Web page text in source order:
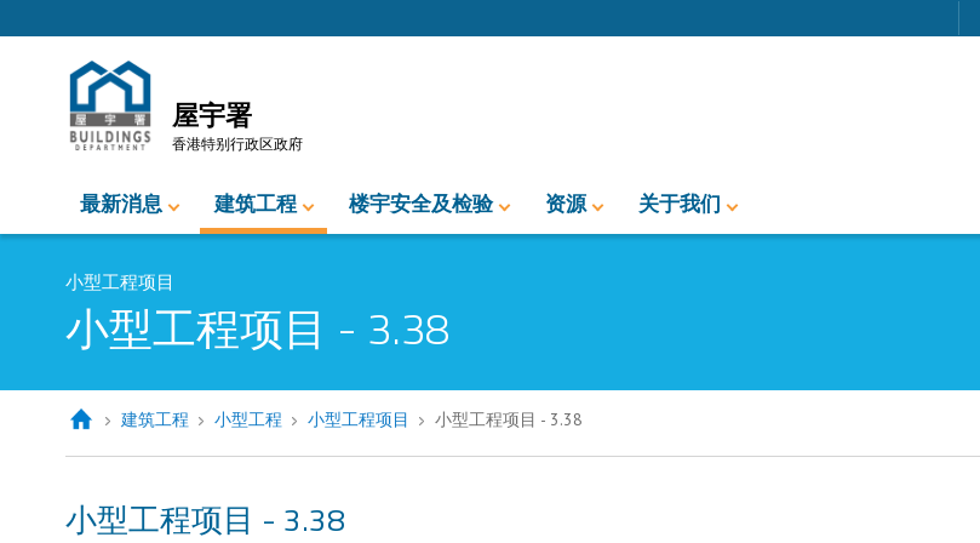
屋宇署
香港特别行政区政府
最新消息 建筑工程 楼宇安全及检验 资源 关于我们
小型工程项目
小型工程项目 - 3.38
建筑工程 小型工程 小型工程项目 小型工程项目 - 3.38
小型工程项目 - 3.38